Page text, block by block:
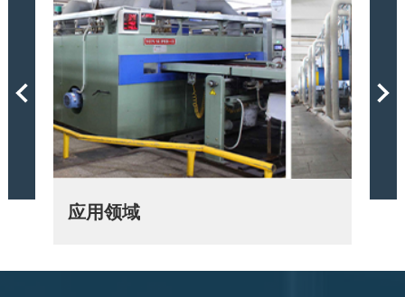
Previous
应用领域